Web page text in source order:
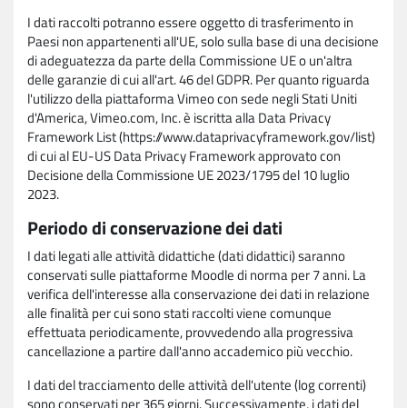
I dati raccolti potranno essere oggetto di trasferimento in
Paesi non appartenenti all'UE, solo sulla base di una decisione
di adeguatezza da parte della Commissione UE o un'altra
delle garanzie di cui all'art. 46 del GDPR. Per quanto riguarda
l'utilizzo della piattaforma Vimeo con sede negli Stati Uniti
d'America, Vimeo.com, Inc. è iscritta alla Data Privacy
Framework List (https://www.dataprivacyframework.gov/list)
di cui al EU-US Data Privacy Framework approvato con
Decisione della Commissione UE 2023/1795 del 10 luglio
2023.
Periodo di conservazione dei dati
I dati legati alle attività didattiche (dati didattici) saranno
conservati sulle piattaforme Moodle di norma per 7 anni. La
verifica dell'interesse alla conservazione dei dati in relazione
alle finalità per cui sono stati raccolti viene comunque
effettuata periodicamente, provvedendo alla progressiva
cancellazione a partire dall'anno accademico più vecchio.
I dati del tracciamento delle attività dell'utente (log correnti)
sono conservati per 365 giorni. Successivamente, i dati del